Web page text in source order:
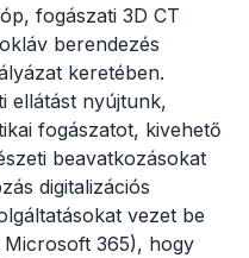
fogászati 3D CT
berendezés
keretében.
ellátást nyújtunk,
fogászatot, kivehető
beavatkozásokat
digitalizációs
vezet be
Microsoft 365), hogy